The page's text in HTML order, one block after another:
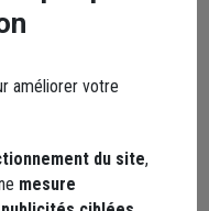
améliorer votre
du site,
mesure